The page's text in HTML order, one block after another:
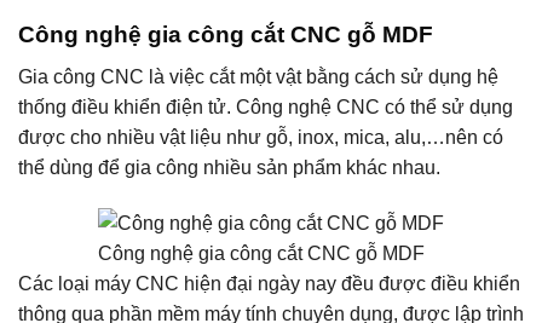
Công nghệ gia công cắt CNC gỗ MDF
Gia công CNC là việc cắt một vật bằng cách sử dụng hệ
thống điều khiển điện tử. Công nghệ CNC có thể sử dụng
được cho nhiều vật liệu như gỗ, inox, mica, alu,…nên có
thể dùng để gia công nhiều sản phẩm khác nhau.
Công nghệ gia công cắt CNC gỗ MDF
Các loại máy CNC hiện đại ngày nay đều được điều khiển
thông qua phần mềm máy tính chuyên dụng, được lập trình